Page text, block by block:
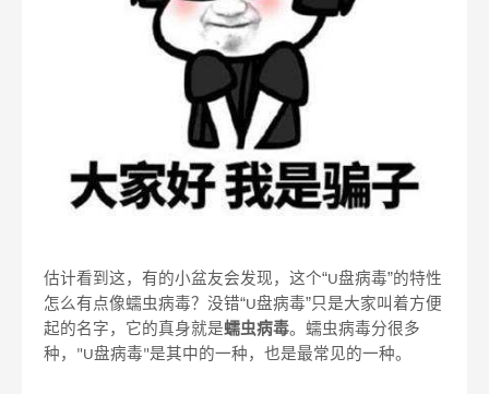
估计看到这，有的小盆友会发现，这个“U盘病毒”的特性
怎么有点像蠕虫病毒？没错“U盘病毒”只是大家叫着方便
起的名字，它的真身就是蠕虫病毒。蠕虫病毒分很多
种， "U盘病毒"是其中的一种，也是最常见的一种。